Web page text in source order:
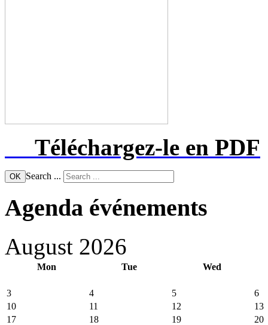
Téléchargez-le en PDF
OK Search ...
Agenda événements
August 2026
Mon Tue Wed
3 4 5
6
10
11 12
13
17
18 19
20